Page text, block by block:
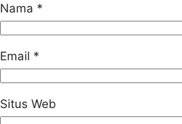
Nama *
Email *
Situs Web